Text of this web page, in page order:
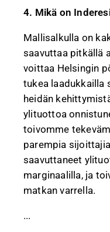
4. Mikä on
Mallisalkulla on
saavuttaa pitkällä
voittaa Helsingin
tukea laadukkailla
heidän
ylituottoa
toivomme
parempia
saavuttaneet
marginaalilla, ja
matkan varrella.
...